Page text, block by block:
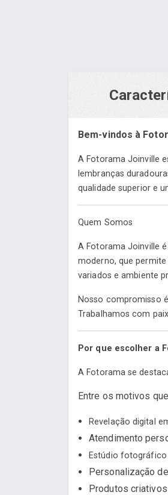
Bem-vindos à
A Fotorama Joinville
lembranças
qualidade superior e
Quem Somos
A Fotorama Joinville
moderno, que
variados e ambiente
Nosso compromisso
Trabalhamos com
Por que escolher a
A Fotorama se
Entre os motivos
Revelação digital
Atendimento
Estúdio fotográfico
Personalização
Produtos